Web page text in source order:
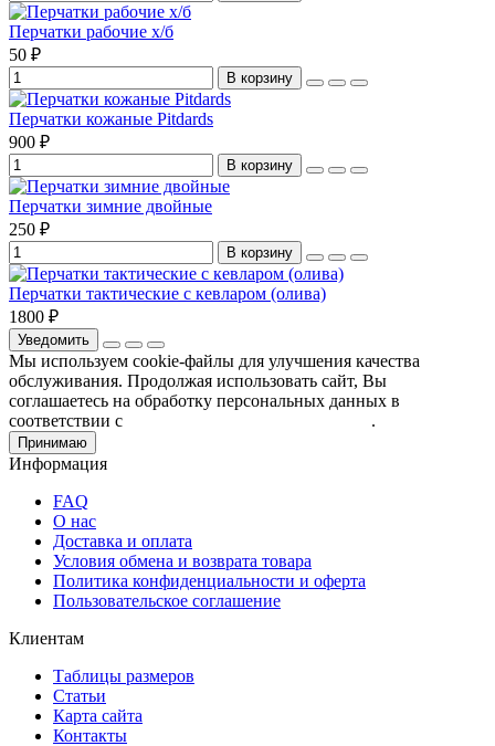
Перчатки рабочие х/б
50 ₽
В корзину
Перчатки кожаные Pitdards
900 ₽
В корзину
Перчатки зимние двойные
250 ₽
В корзину
Перчатки тактические с кевларом (олива)
1800 ₽
Уведомить
Мы используем cookie-файлы для улучшения качества
обслуживания. Продолжая использовать сайт, Вы
соглашаетесь на обработку персональных данных в
соответствии с
.
Принимаю
Информация
FAQ
О нас
Доставка и оплата
Условия обмена и возврата товара
Политика конфиденциальности и оферта
Пользовательское соглашение
Клиентам
Таблицы размеров
Статьи
Карта сайта
Контакты